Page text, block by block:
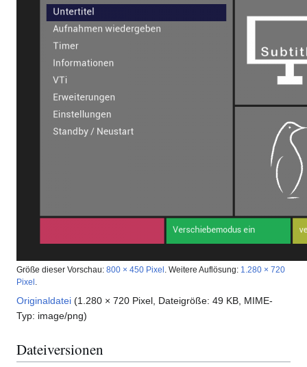
Größe dieser Vorschau: 800 × 450 Pixel Weitere Auflösung: 1.280 × 720
Pixel
Originaldatei (1.280 × 720 Pixel, Dateigröße: 49 KB, MIME-
Typ: image/png)
Dateiversionen